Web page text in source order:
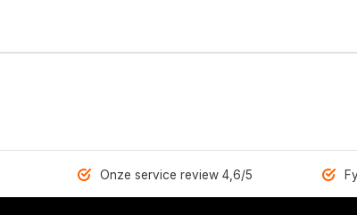
Onze service review 4,6/5